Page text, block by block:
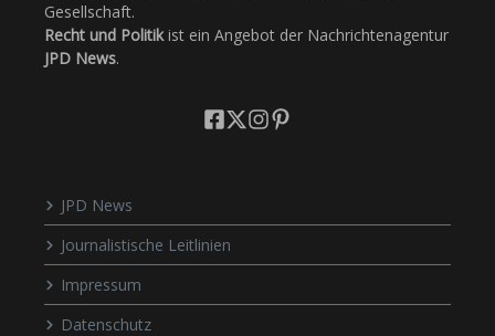
Gesellschaft.
Recht und Politikist ein Angebot der Nachrichtenagentur
JPD News.
JPD News
Journalistische Leitlinien
Impressum
Datenschutz